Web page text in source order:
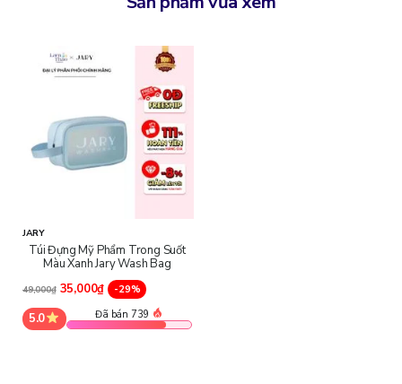
JARY
Túi Đựng Mỹ Phẩm Trong Suốt
Màu Xanh Jary Wash Bag
49,000₫ 35,000₫ -29%
5.0 Đã bán 739